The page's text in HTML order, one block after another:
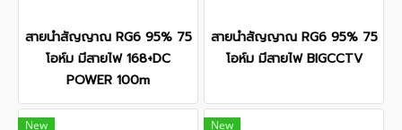
สายนำสัญญาณ RG6 95% 75
โอห์ม มีสายไฟ 168+DC
POWER 100m
สายนำสัญญาณ RG6 95% 75
โอห์ม มีสายไฟ BIGCCTV
New New